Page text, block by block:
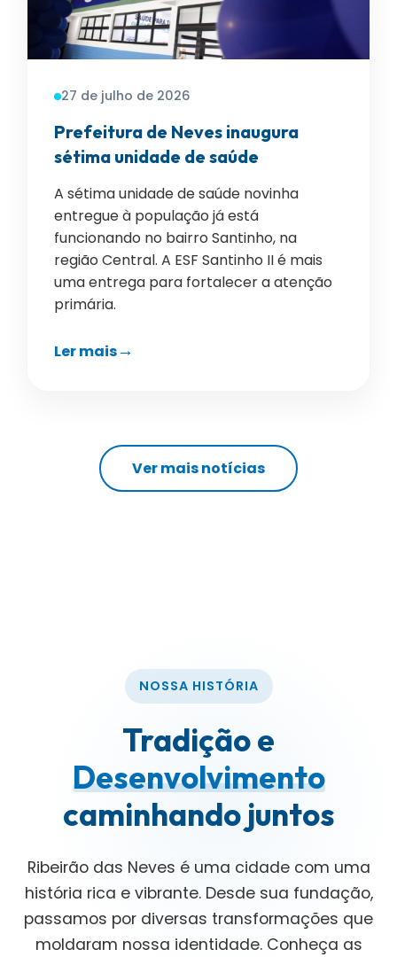
27 de julho de 2026
Prefeitura de Neves inaugura
sétima unidade de saúde
A sétima unidade de saúde novinha
entregue à população já está
funcionando no bairro Santinho, na
região Central. A ESF Santinho II é mais
uma entrega para fortalecer a atenção
primária.
Ler mais
Ver mais notícias
NOSSA HISTÓRIA
Tradição e
Desenvolvimento
caminhando juntos
Ribeirão das Neves é uma cidade com uma
história rica e vibrante. Desde sua fundação,
passamos por diversas transformações que
moldaram nossa identidade. Conheça as